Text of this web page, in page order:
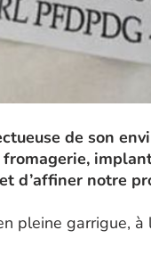
de son
d’affiner notre
pleine garrigue,